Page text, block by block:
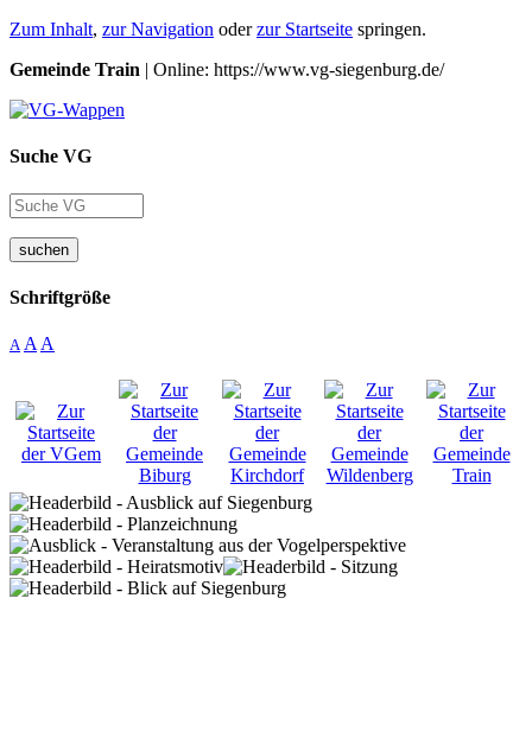
Zum Inhalt, zur Navigation oderzur Startseite springen.
Gemeinde Train | Online: https://www.vg-siegenburg.de/
Suche VG
suchen
Schriftgröße
A A A